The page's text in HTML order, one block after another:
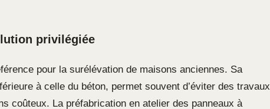
privilégiée
pour la surélévation de maisons anciennes. Sa
à celle du béton, permet souvent d’éviter des travaux
coûteux. La préfabrication en atelier des panneaux à